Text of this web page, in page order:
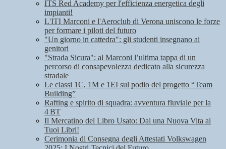
ITS Red Academy per l'efficienza energetica degli
impianti!
L'ITI Marconi e l'Aeroclub di Verona uniscono le forze
per formare i piloti del futuro
"Un giorno in cattedra": gli studenti insegnano ai
genitori
"Strada Sicura": al Marconi l’ultima tappa di un
percorso di consapevolezza dedicato alla sicurezza
stradale
Le classi 1C, 1M e 1EI sul podio del progetto “Team
Building”
Rafting e spirito di squadra: avventura fluviale per la
4 BT
Il Mercatino del Libro Usato: Dai una Nuova Vita ai
Tuoi Libri!
Cerimonia di Consegna degli Attestati Volkswagen